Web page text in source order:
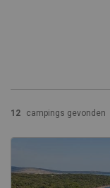
12 campings gevonden